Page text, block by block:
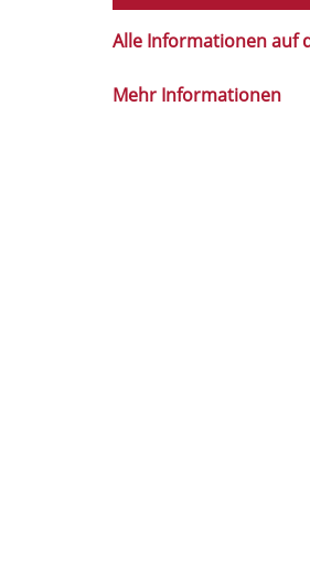
Alle Informationen auf
Mehr Informationen